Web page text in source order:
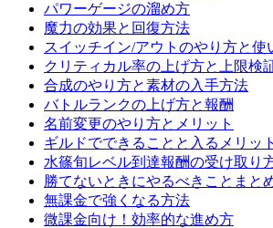
パワーゲージの溜め方
魔力の効果と回復方法
スイッチイン/アウトのやり方と使
クリティカル率の上げ方と上限検
合成のやり方と素材の入手方法
バトルランクの上げ方と報酬
名前変更のやり方とメリット
ギルドでできることと入るメリット
水篠旬レベル到達報酬の受け取り
勝てないときにやるべきことまと
無課金で強くなる方法
微課金向け！効率的な進め方